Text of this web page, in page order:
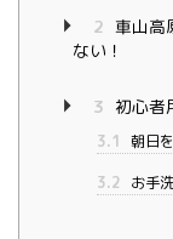
2 車山高
ない！
3 初心者
3.1 朝日
3.2 お手